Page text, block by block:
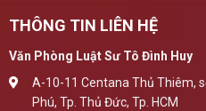
THÔNG TIN LIÊN HỆ
Văn Phòng Luật Sư Tô Đình Huy
A-10-11 Centana Thủ Thiêm,
Phú, Tp. Thủ Đức, Tp. HCM